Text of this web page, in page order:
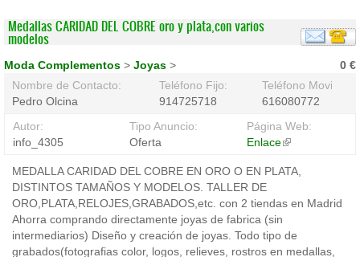
Medallas CARIDAD DEL COBRE oro y plata,con varios
modelos
0 €
Moda Complementos > Joyas >
Nombre de Contacto:
Pedro Olcina
Teléfono Fijo:
914725718
Teléfono Movil:
616080772
Autor:
info_4305
Tipo Anuncio:
Oferta
Página Web:
Enlace(link
external)
MEDALLA CARIDAD DEL COBRE EN ORO O EN PLATA,
DISTINTOS TAMAÑOS Y MODELOS. TALLER DE
ORO,PLATA,RELOJES,GRABADOS,etc. con 2 tiendas en Madrid
Ahorra comprando directamente joyas de fabrica (sin
intermediarios) Diseño y creación de joyas. Todo tipo de
grabados(fotografias color, logos, relieves, rostros en medallas,